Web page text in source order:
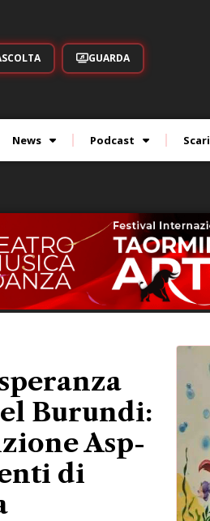
GUARDA
News Podcast
Burundi:
Asp-
di